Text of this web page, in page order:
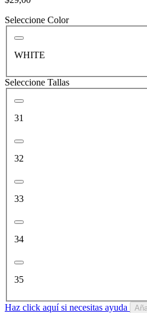
Seleccione Color
WHITE
Seleccione Tallas
31
32
33
34
35
Haz click aquí si necesitas ayuda